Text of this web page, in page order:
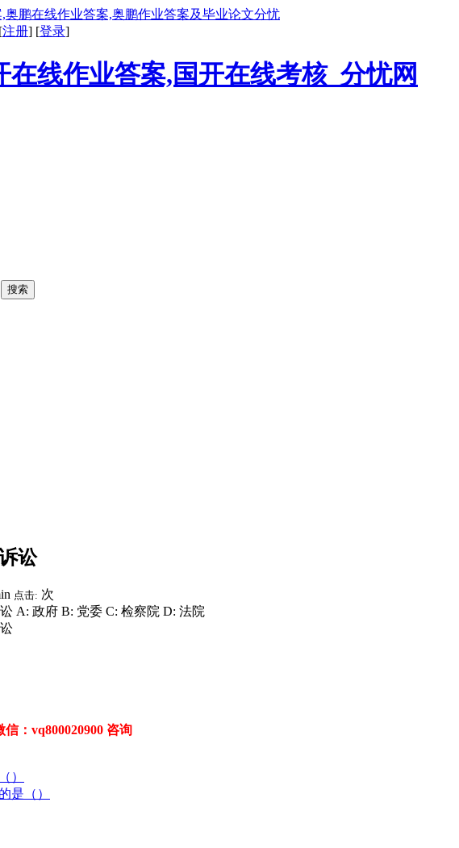
奥鹏在线作业答案,奥鹏作业答案及毕业论文分忧
[注册] [登录]
搜索
讼
点击: 次
A: 政府 B: 党委 C: 检察院 D: 法院
：vq800020900 咨询
）
是（）